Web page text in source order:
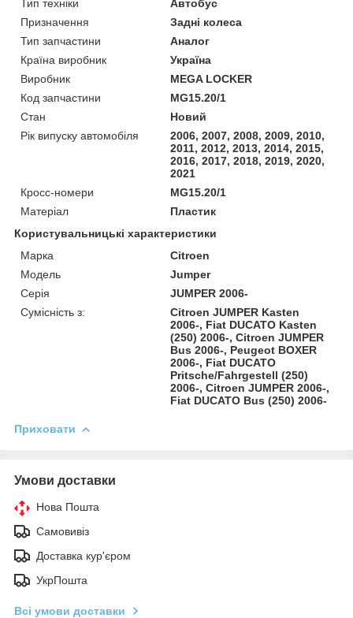
Тип техніки
Автобус
Призначення
Задні колеса
Тип запчастини
Аналог
Країна виробник
Україна
Виробник
MEGA LOCKER
Код запчастини
MG15.20/1
Стан
Новий
Рік випуску автомобіля
2006, 2007, 2008, 2009, 2010,
2011, 2012, 2013, 2014, 2015,
2016, 2017, 2018, 2019, 2020,
2021
Кросс-номери
MG15.20/1
Матеріал
Пластик
Користувальницькі характеристики
Марка
Citroen
Модель
Jumper
Серія
JUMPER 2006-
Сумісність з:
Citroen JUMPER Kasten
2006-, Fiat DUCATO Kasten
(250) 2006-, Citroen JUMPER
Bus 2006-, Peugeot BOXER
2006-, Fiat DUCATO
Pritsche/Fahrgestell (250)
2006-, Citroen JUMPER 2006-,
Fiat DUCATO Bus (250) 2006-
Приховати
Умови доставки
Нова Пошта
Самовивіз
Доставка кур'єром
УкрПошта
Всі умови доставки